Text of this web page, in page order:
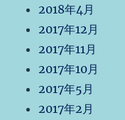
2018年4月
2017年12月
2017年11月
2017年10月
2017年5月
2017年2月